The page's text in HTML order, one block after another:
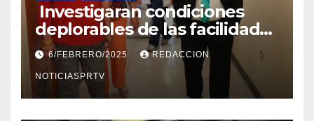
Investigaran condiciones
deplorables de las facilidades
el Departamento de la Salud
en Mayagüez
6/FEBRERO/2025 REDACCION
NOTICIASPRTV